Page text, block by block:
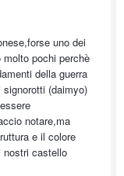
uno dei
pochi perchè
della guerra
(daimyo)
notare,ma
e il colore
nostri castello